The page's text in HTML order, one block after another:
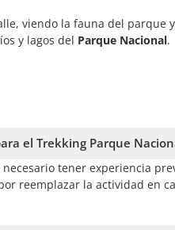
viendo la fauna del parque
y lagos del Parque Nacional.
el Trekking Parque
tener experiencia
reemplazar la actividad en